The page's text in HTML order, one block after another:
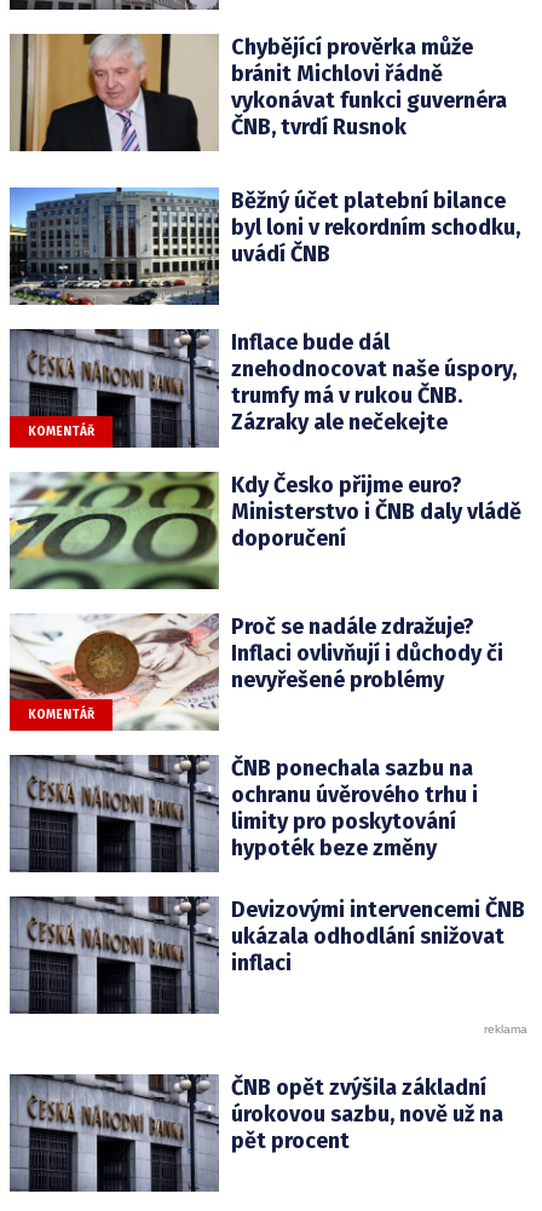
Chybějící prověrka může
bránit Michlovi řádně
vykonávat funkci guvernéra
ČNB, tvrdí Rusnok
Běžný účet platební bilance
byl loni v rekordním schodku,
uvádí ČNB
KOMENTÁŘ
Inflace bude dál
znehodnocovat naše úspory,
trumfy má v rukou ČNB.
Zázraky ale nečekejte
Kdy Česko přijme euro?
Ministerstvo i ČNB daly vládě
doporučení
KOMENTÁŘ
Proč se nadále zdražuje?
Inflaci ovlivňují i důchody či
nevyřešené problémy
ČNB ponechala sazbu na
ochranu úvěrového trhu i
limity pro poskytování
hypoték beze změny
Devizovými intervencemi ČNB
ukázala odhodlání snižovat
inflaci
ČNB opět zvýšila základní
úrokovou sazbu, nově už na
pět procent